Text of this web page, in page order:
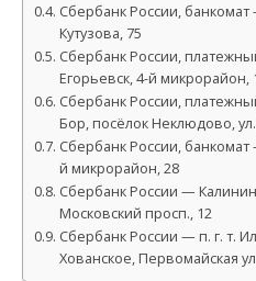
Сбербанк России, банкомат
Кутузова, 75
Сбербанк России,
Егорьевск, 4-й микрорайон,
Сбербанк России,
Бор, посёлок Неклюдово,
Сбербанк России,
й микрорайон, 28
Сбербанк России —
Московский просп., 12
Сбербанк России — п. г. т.
Хованское, Первомайская